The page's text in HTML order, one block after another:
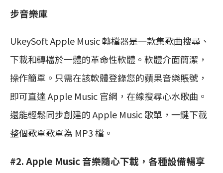
步音樂庫
UkeySoft Apple Music 轉檔器是一款集歌曲搜尋、
下載和轉檔於一體的革命性軟體。軟體介面簡潔，
操作簡單。只需在該軟體登錄您的蘋果音樂賬號，
即可直達 Apple Music 官網，在線搜尋心水歌曲。
還能輕鬆同步創建的 Apple Music 歌單，一鍵下載
整個歌單歌單為 MP3 檔。
#2. Apple Music 音樂隨心下載，各種設備暢享